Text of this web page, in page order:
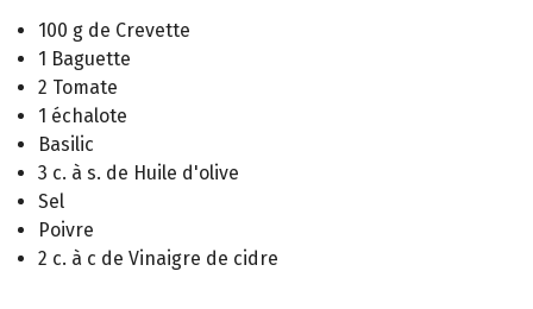
100 g de Crevette
1 Baguette
2 Tomate
1 échalote
Basilic
3 c. à s. de Huile d'olive
Sel
Poivre
2 c. à c de Vinaigre de cidre